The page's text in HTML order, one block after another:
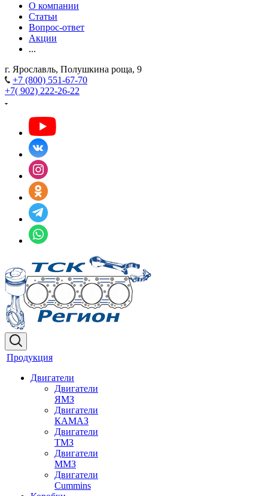
О компании
Статьи
Вопрос-ответ
Акции
...
г. Ярославль, Полушкина роща, 9
+7 (800) 551-67-70
+7( 902) 222-26-22
Продукция
Двигатели
Двигатели
ЯМЗ
Двигатели
КАМАЗ
Двигатели
ТМЗ
Двигатели
ММЗ
Двигатели
Cummins